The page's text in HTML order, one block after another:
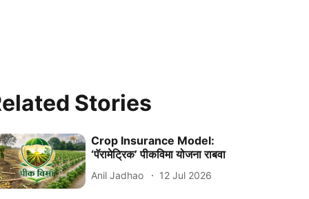
Stories
Crop Insurance Model:
‘पॅरामेट्रिक’ पीकविमा योजना राबवा
Anil Jadhao 12 Jul 2026